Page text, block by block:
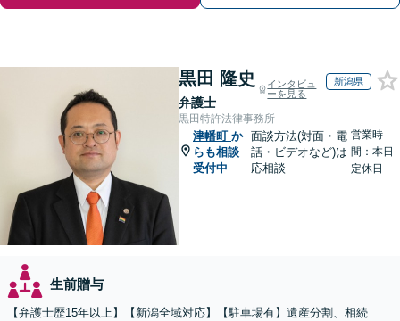
黒田 隆史
弁護士
インタビュ
ーを見る
新潟県
黒田特許法律事務所
津幡町 か
らも相談
受付中
面談方法(対面・電
話・ビデオなど)は
応相談
営業時
間：本日
定休日
生前贈与
【弁護士歴15年以上】【新潟全域対応】【駐車場有】遺産分割、相続